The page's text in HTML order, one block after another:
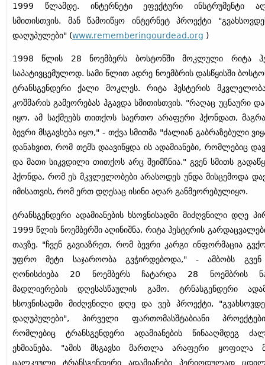
1999 წლამდე. ინტერნეტი ეფექტური ინსტრუმენტი
სმითისთვის. მან წამოიწყო ინტერნეტ პროექტი
დაღუპულები" (www.rememberingourdead.org )
1998 წლის 28 ნოემბერს ბოსტონში მოკლული რიტა
საპატივცემულოდ. სამი წლით ადრე ნოემბრის დასწყისში
ტრანსგენდერი ქალი მოკლეს. რიტა ჰესტერის
კოშმარის გამეორებას ჰგავდა სმითისთვის. "რაღაც უცნაური
იყო, ამ საქმეებს თითქოს საერთო არაფერი ჰქონდათ,
ბევრი მსგავსება იყო," - თქვა სმითმა "ძალიან გაბრაზებული
დანახვით, რომ თემს დაავიწყდა ის ადამიანები, რომლებიც
და მათი სიკვდილი თითქოს არც შეიმჩნია." გვენ სმითს
ჰქონდა, რომ ეს მკვლელობები არასოდეს უნდა მისცემოდა
იმისათვის, რომ ერთ დღესაც ისინი აღარ განმეორებულიყო.
ტრანსგენდერი ადამიანების ხსოვნისადმი მიძღვნილი დღე
1999 წლის ნოემბერში აღინიშნა, რიტა ჰესტერის
თავზე. "ჩვენ გავიაზრეთ, რომ ბევრი კარგი ინფორმაცია
უფრო მეტი საჯაროობა გვჭირდებოდა," - ამბობს გვენ
ღონისძიება 20 ნოემბერს ჩატარდა 28 ნოემბრის
მადლიერების დღესასწაულის გამო. ტრნასგენდერი
ხსოვნისადმი მიძღვნილი დღე და ვებ პროექტი,
დაღუპულები", პირველი ფართომასშტაბიანი
რომლებიც ტრანსგენდერი ადამიანების წინააღმდეგ
ეხმიანება. "ამის მსგავსი მართლა არაფერი ყოფილა
ცალკეული ტრანსგენდერი ადამიანები პერიოდულად